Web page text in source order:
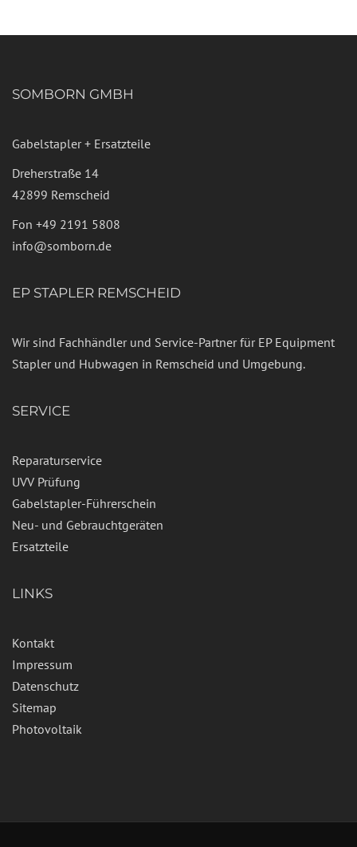
SOMBORN GMBH
Gabelstapler + Ersatzteile
Dreherstraße 14
42899 Remscheid
Fon +49 2191 5808
info@somborn.de
EP STAPLER REMSCHEID
Wir sind Fachhändler und Service-Partner für EP Equipment
Stapler und Hubwagen in Remscheid und Umgebung.
SERVICE
Reparaturservice
UVV Prüfung
Gabelstapler-Führerschein
Neu- und Gebrauchtgeräten
Ersatzteile
LINKS
Kontakt
Impressum
Datenschutz
Sitemap
Photovoltaik